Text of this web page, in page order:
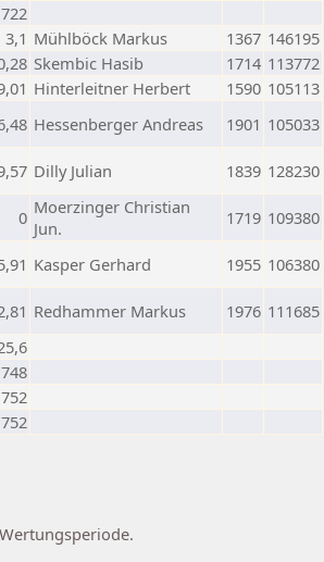
3,1 Mühlböck Markus 1367 146195
Skembic Hasib 1714 113772
Hinterleitner Herbert 1590 105113
Hessenberger Andreas 1901 105033
Dilly Julian 1839 128230
0 Moerzinger Christian
Jun.
1719 109380
Kasper Gerhard 1955 106380
Redhammer Markus 1976 111685